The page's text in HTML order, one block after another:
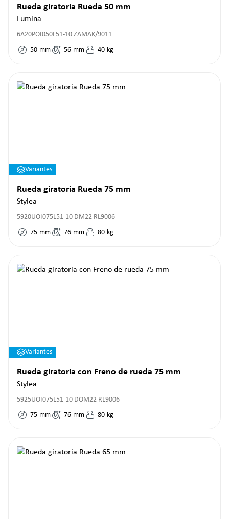
Rueda giratoria Rueda 50 mm
Lumina
6A20POI050L51-10 ZAMAK/9011
50 mm 56 mm 40 kg
Variantes
Rueda giratoria Rueda 75 mm
Stylea
5920UOI075L51-10 DM22 RL9006
75 mm 76 mm 80 kg
Variantes
Rueda giratoria con Freno de rueda 75 mm
Stylea
5925UOI075L51-10 DOM22 RL9006
75 mm 76 mm 80 kg